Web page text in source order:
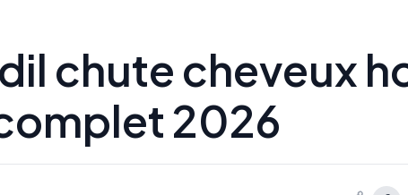
chute cheveux
2026